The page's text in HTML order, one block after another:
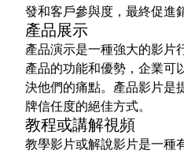
發和客戶參與度，最終促進
產品展示
產品演示是一種強大的影片
產品的功能和優勢，企業可
決他們的痛點。產品影片是
牌信任度的絕佳方式。
教程或講解視頻
教學影片或解說影片是一種